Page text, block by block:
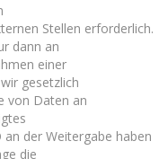
Stellen erforderlich.
dann an
einer
gesetzlich
von Daten an
an der Weitergabe haben
die